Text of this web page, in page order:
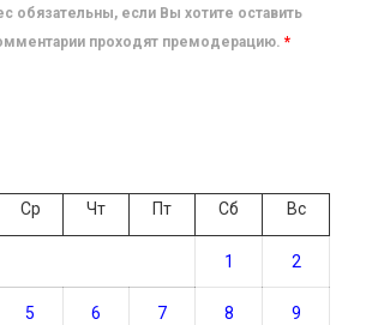
обязательны, если Вы хотите оставить
проходят премодерацию. *
Ср Чт Пт Сб Вс
1 2
5 6 7 8 9